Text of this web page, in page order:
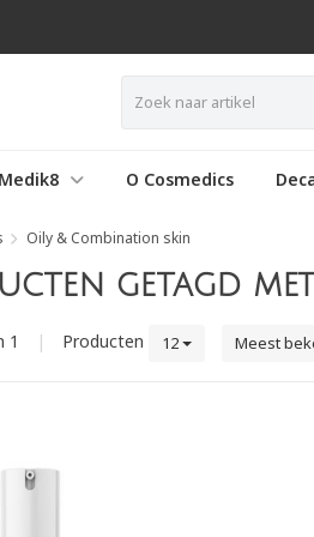
Medik8 O Cosmedics
Oily & Combination skin
getagd
1 | Producten 12 Meest